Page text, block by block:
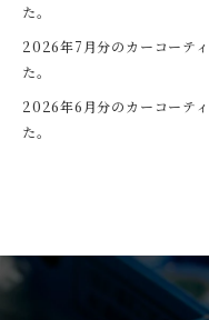
た。
2026年7月分のカーコーテ
た。
2026年6月分のカーコーテ
た。